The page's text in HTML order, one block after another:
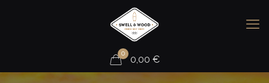
0
0,00 €